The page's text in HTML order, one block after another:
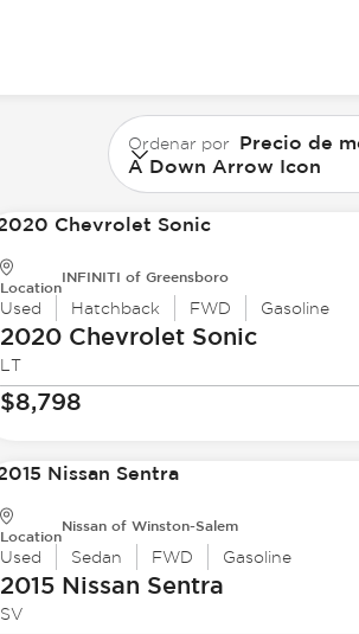
Ordenar por Precio de
A Down Arrow Icon
Location
INFINITI of Greensboro
Used Hatchback FWD Gasoline
2020 ChevroletSonic
LT
$8,798
Location
Nissan of Winston-Salem
Used Sedan FWD Gasoline
2015 Nissan Sentra
SV